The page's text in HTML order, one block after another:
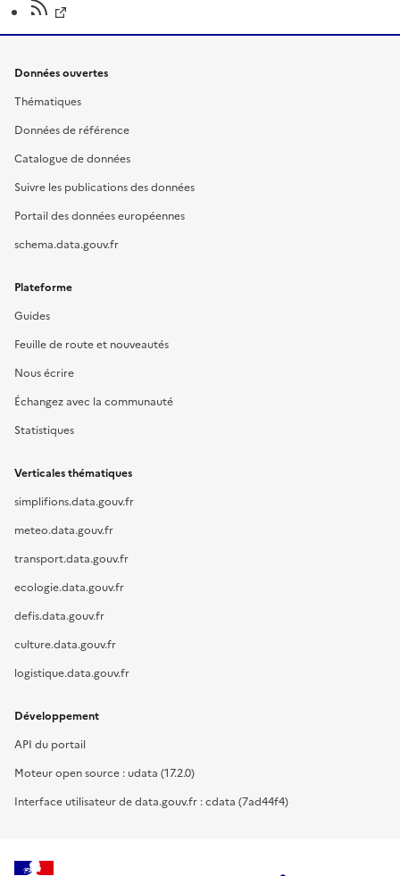
Données ouvertes
Thématiques
Données de référence
Catalogue de données
Suivre les publications des données
Portail des données européennes
schema.data.gouv.fr
Plateforme
Guides
Feuille de route et nouveautés
Nous écrire
Échangez avec la communauté
Statistiques
Verticales thématiques
simplifions.data.gouv.fr
meteo.data.gouv.fr
transport.data.gouv.fr
ecologie.data.gouv.fr
defis.data.gouv.fr
culture.data.gouv.fr
logistique.data.gouv.fr
Développement
API du portail
Moteur open source : udata (17.2.0)
Interface utilisateur de data.gouv.fr : cdata (7ad44f4)